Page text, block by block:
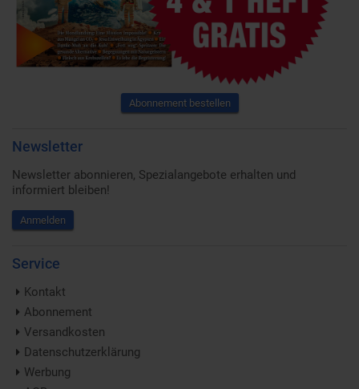
Abonnement bestellen
Newsletter
Newsletter abonnieren, Spezialangebote erhalten und
informiert bleiben!
Anmelden
Service
Kontakt
Abonnement
Versandkosten
Datenschutzerklärung
Werbung